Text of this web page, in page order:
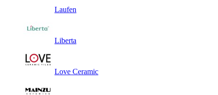
Laufen
Liberta
Love Ceramic